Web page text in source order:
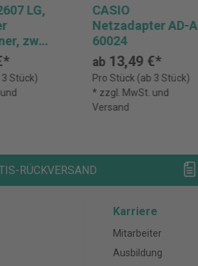
LG,
zwei
Stück)
CASIO
Netzadapter AD-A
60024
ab 13,49 €*
Pro Stück (ab 3 Stück)
* zzgl. MwSt. und
Versand
RÜCKVERSAND
Karriere
Mitarbeiter
Ausbildung